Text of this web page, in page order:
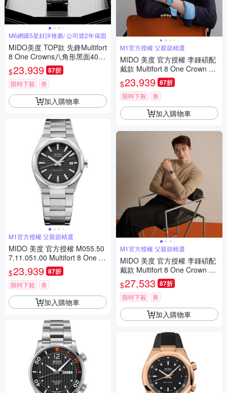
M6網購5星好評推薦/ 公司貨2年保固
MIDO美度 TOP款 先鋒Multifort
8 One Crowns八角形黑面40㎜
M6(M0555071105100)
$23,939 87折
限時下殺 券
加入購物車
M1官方授權 父親節精選
MIDO 美度 官方授權 M055.50
7.11.051.00 Multifort 8 One Cr
own 先鋒系列 幾何八角機械錶
寵爸時刻 送禮推薦-黑 M05550
71105100
$23,939 87折
限時下殺 券
加入購物車
M1官方授權 父親節精選
MIDO 美度 官方授權 李鍾碩配
戴款 Multifort 8 One Crown 先
鋒系列 幾何八角機械錶 寵爸時
刻 送禮推薦-藍 M0555071104
100
$23,939 87折
限時下殺 券
加入購物車
M1官方授權 父親節精選
MIDO 美度 官方授權 李鍾碩配
戴款 Multifort 8 One Crown 先
鋒系列 幾何八角機械錶 寵爸時
刻 送禮推薦 M0555072205100
$27,533 87折
限時下殺 券
加入購物車